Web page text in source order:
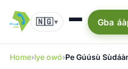
🇳🇬▾ Gba
Home Iye owó Pe Gúúsù